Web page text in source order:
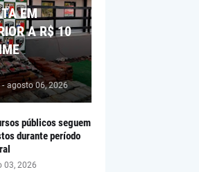
EM
A R$ 10
- agosto 06, 2026
públicos seguem
durante período
03, 2026